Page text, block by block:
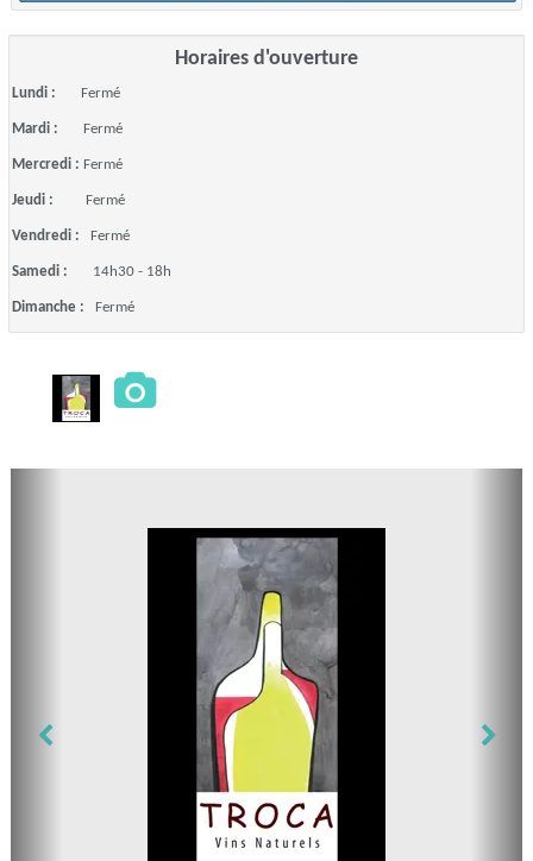
Horaires d'ouverture
Lundi : Fermé
Mardi : Fermé
Mercredi : Fermé
Jeudi : Fermé
Vendredi : Fermé
Samedi : 14h30 - 18h
Dimanche : Fermé